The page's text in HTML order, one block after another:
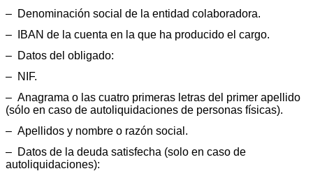
‒ Denominación social de la entidad colaboradora.
‒ IBAN de la cuenta en la que ha producido el cargo.
‒ Datos del obligado:
– NIF.
– Anagrama o las cuatro primeras letras del primer apellido
(sólo en caso de autoliquidaciones de personas físicas).
– Apellidos y nombre o razón social.
– Datos de la deuda satisfecha (solo en caso de
autoliquidaciones):